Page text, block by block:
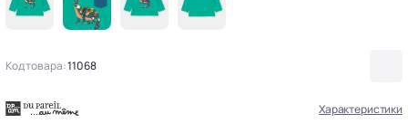
Код товара:11068
Характеристики